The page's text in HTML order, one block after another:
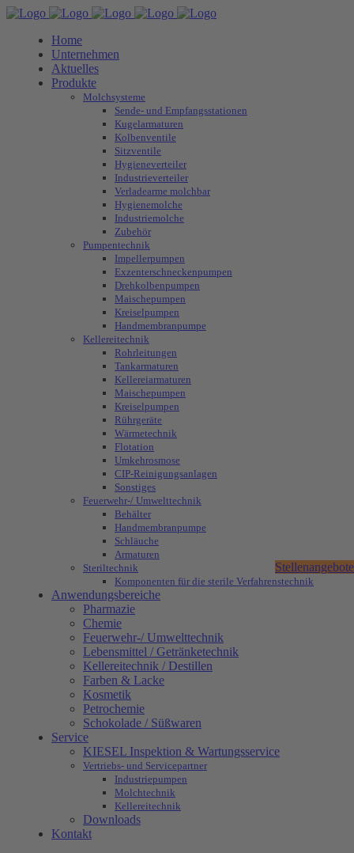
Home
Unternehmen
Aktuelles
Produkte
Molchsysteme
Sende- und Empfangsstationen
Kugelarmaturen
Kolbenventile
Sitzventile
Hygieneverteiler
Industrieverteiler
Verladearme molchbar
Hygienemolche
Industriemolche
Zubehör
Pumpentechnik
Impellerpumpen
Exzenterschneckenpumpen
Drehkolbenpumpen
Maischepumpen
Kreiselpumpen
Handmembranpumpe
Kellereitechnik
Rohrleitungen
Tankarmaturen
Kellereiarmaturen
Maischepumpen
Kreiselpumpen
Rührgeräte
Wärmetechnik
Flotation
Umkehrosmose
CIP-Reinigungsanlagen
Sonstiges
Feuerwehr-/ Umwelttechnik
Behälter
Handmembranpumpe
Schläuche
Armaturen
Steriltechnik
Komponenten für die sterile Verfahrenstechnik
Anwendungsbereiche
Pharmazie
Chemie
Feuerwehr-/ Umwelttechnik
Lebensmittel / Getränketechnik
Kellereitechnik / Destillen
Farben & Lacke
Kosmetik
Petrochemie
Schokolade / Süßwaren
Service
KIESEL Inspektion & Wartungsservice
Vertriebs- und Servicepartner
Industriepumpen
Molchtechnik
Kellereitechnik
Downloads
Kontakt
Stellenangebote